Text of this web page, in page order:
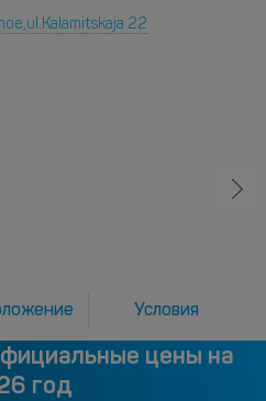
22
Условия
цены на
год